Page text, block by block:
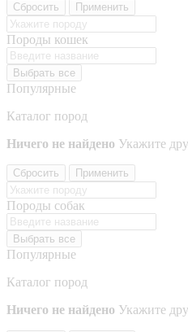
Сбросить Применить
Породы кошек
Выбрать все
Популярные
Каталог пород
Ничего не найдено Укажите
Сбросить Применить
Породы собак
Выбрать все
Популярные
Каталог пород
Ничего не найдено Укажите